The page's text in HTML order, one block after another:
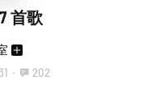
首歌
· 202